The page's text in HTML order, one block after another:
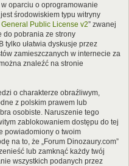
w oparciu o oprogramowanie
środowiskiem typu witryny
Public License v2” zwanej
do pobrania ze strony
tylko ułatwia dyskusje przez
zamieszczanych w internecie za
znaleźć na stronie
o charakterze obraźliwym,
z polskim prawem lub
osobiste. Naruszenie tego
zablokowaniem dostępu do tej
powiadomiony o twoim
na to, że „Forum Dinozaury.com”
lub zamknąć każdy twój
wszystkich podanych przez